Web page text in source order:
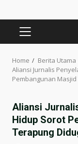
PRIMARY
MENU
Home
Berita Utama
Aliansi Jurnalis
Pembangunan
Aliansi
Hidup Sorot
Terapung